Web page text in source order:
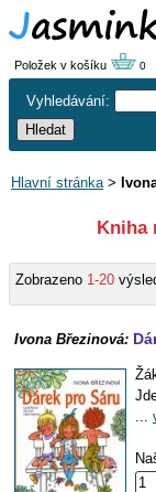
Položek v košíku 0
Vyhledávání:
Hlavní stránka>
Kniha
Zobrazeno 1-20
Ivona Březinová:
...